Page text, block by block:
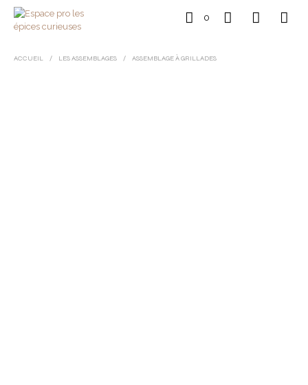
0
ACCUEIL / LES ASSEMBLAGES / ASSEMBLAGE À GRILLADES